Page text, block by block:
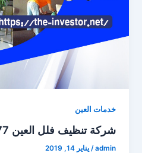
خدمات العين
شركة تنظيف فلل العين 0502025177
admin
/يناير 14, 2019